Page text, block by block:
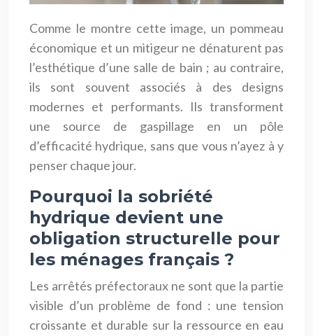
Comme le montre cette image, un pommeau
économique et un mitigeur ne dénaturent pas
l’esthétique d’une salle de bain ; au contraire,
ils sont souvent associés à des designs
modernes et performants. Ils transforment
une source de gaspillage en un pôle
d’efficacité hydrique, sans que vous n’ayez à y
penser chaque jour.
Pourquoi la sobriété
hydrique devient une
obligation structurelle pour
les ménages français ?
Les arrêtés préfectoraux ne sont que la partie
visible d’un problème de fond : une tension
croissante et durable sur la ressource en eau